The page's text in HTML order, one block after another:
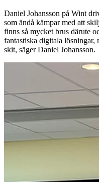
Daniel Johansson på Wint
som ändå kämpar med att
finns så mycket brus därute
fantastiska digitala
skit, säger Daniel Johansson.